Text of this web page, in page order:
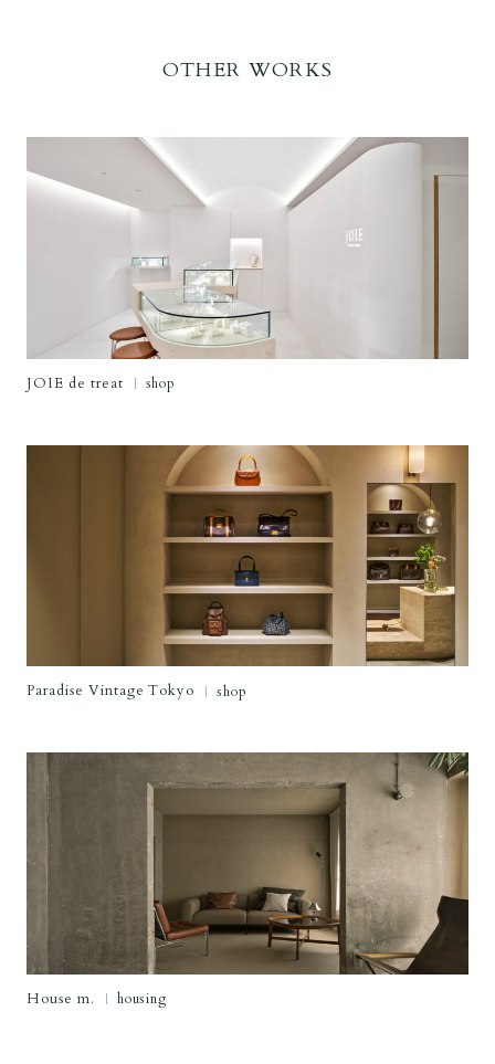
OTHER WORKS
JOIE de treat shop
Paradise Vintage Tokyo shop
House m. housing